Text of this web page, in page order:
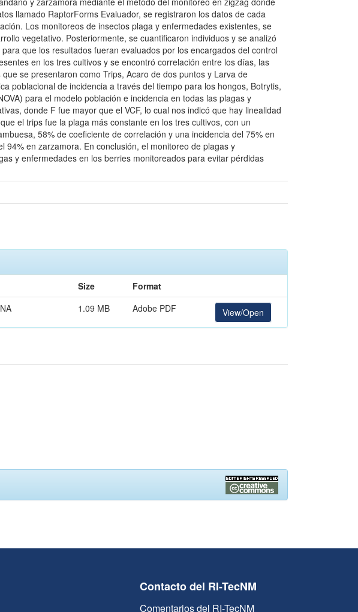
llamado RaptorForms Evaluador, se registraron los datos de cada
Los monitoreos de insectos plaga y enfermedades existentes, se
vegetativo. Posteriormente, se cuantificaron individuos y se analizó
que los resultados fueran evaluados por los encargados del control
en los tres cultivos y se encontró correlación entre los días, las
se presentaron como Trips, Acaro de dos puntos y Larva de
poblacional de incidencia a través del tiempo para los hongos, Botrytis,
para el modelo población e incidencia en todas las plagas y
donde F fue mayor que el VCF, lo cual nos indicó que hay linealidad
el trips fue la plaga más constante en los tres cultivos, con un
58% de coeficiente de correlación y una incidencia del 75% en
en zarzamora. En conclusión, el monitoreo de plagas y
y enfermedades en los berries monitoreados para evitar pérdidas
Size
Format
1.09 MB Adobe PDF View/Open
Contacto del RI-TecNM
Comentarios del RI-TecNM